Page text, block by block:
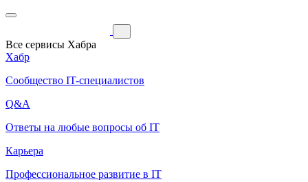
Все сервисы Хабра
Хабр
Сообщество IT-специалистов
Q&A
Ответы на любые вопросы об IT
Карьера
Профессиональное развитие в IT